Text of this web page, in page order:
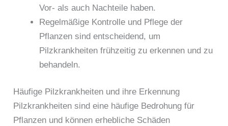
Vor- als auch Nachteile haben.
Regelmäßige Kontrolle und Pflege der
Pflanzen sind entscheidend, um
Pilzkrankheiten frühzeitig zu erkennen und zu
behandeln.
Häufige Pilzkrankheiten und ihre Erkennung
Pilzkrankheiten sind eine häufige Bedrohung für
Pflanzen und können erhebliche Schäden